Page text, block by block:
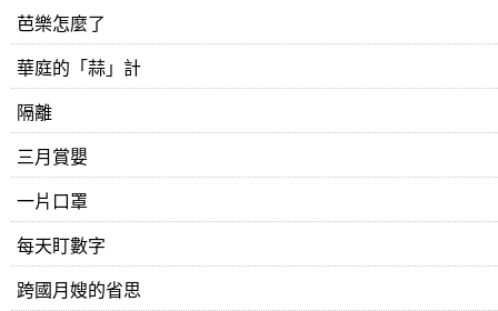
芭樂怎麼了
華庭的「蒜」計
隔離
三月賞嬰
一片口罩
每天盯數字
跨國月嫂的省思